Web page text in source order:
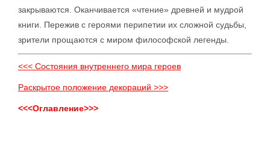
закрываются. Оканчивается «чтение» древней и мудрой
книги. Пережив с героями перипетии их сложной судьбы,
зрители прощаются с миром философской легенды.
<<< Состояния внутреннего мира героев
Раскрытое положение декораций >>>
<<<Оглавление>>>